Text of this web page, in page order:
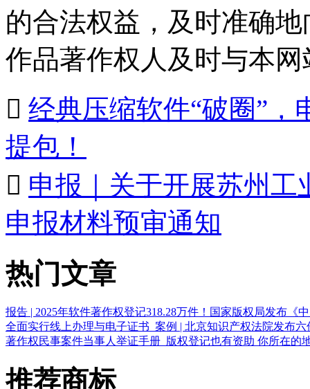
的合法权益，及时准确
作品著作权人及时与本
 经典压缩软件“破圈”
提包！
 申报｜关于开展苏州工
申报材料预审通知
热门文章
报告 | 2025年软件著作权登记318.28万件！国家版权局发布《
全面实行线上办理与电子证书 案例 | 北京知识产权法院发布
著作权民事案件当事人举证手册 版权登记也有资助 你所在的
推荐商标